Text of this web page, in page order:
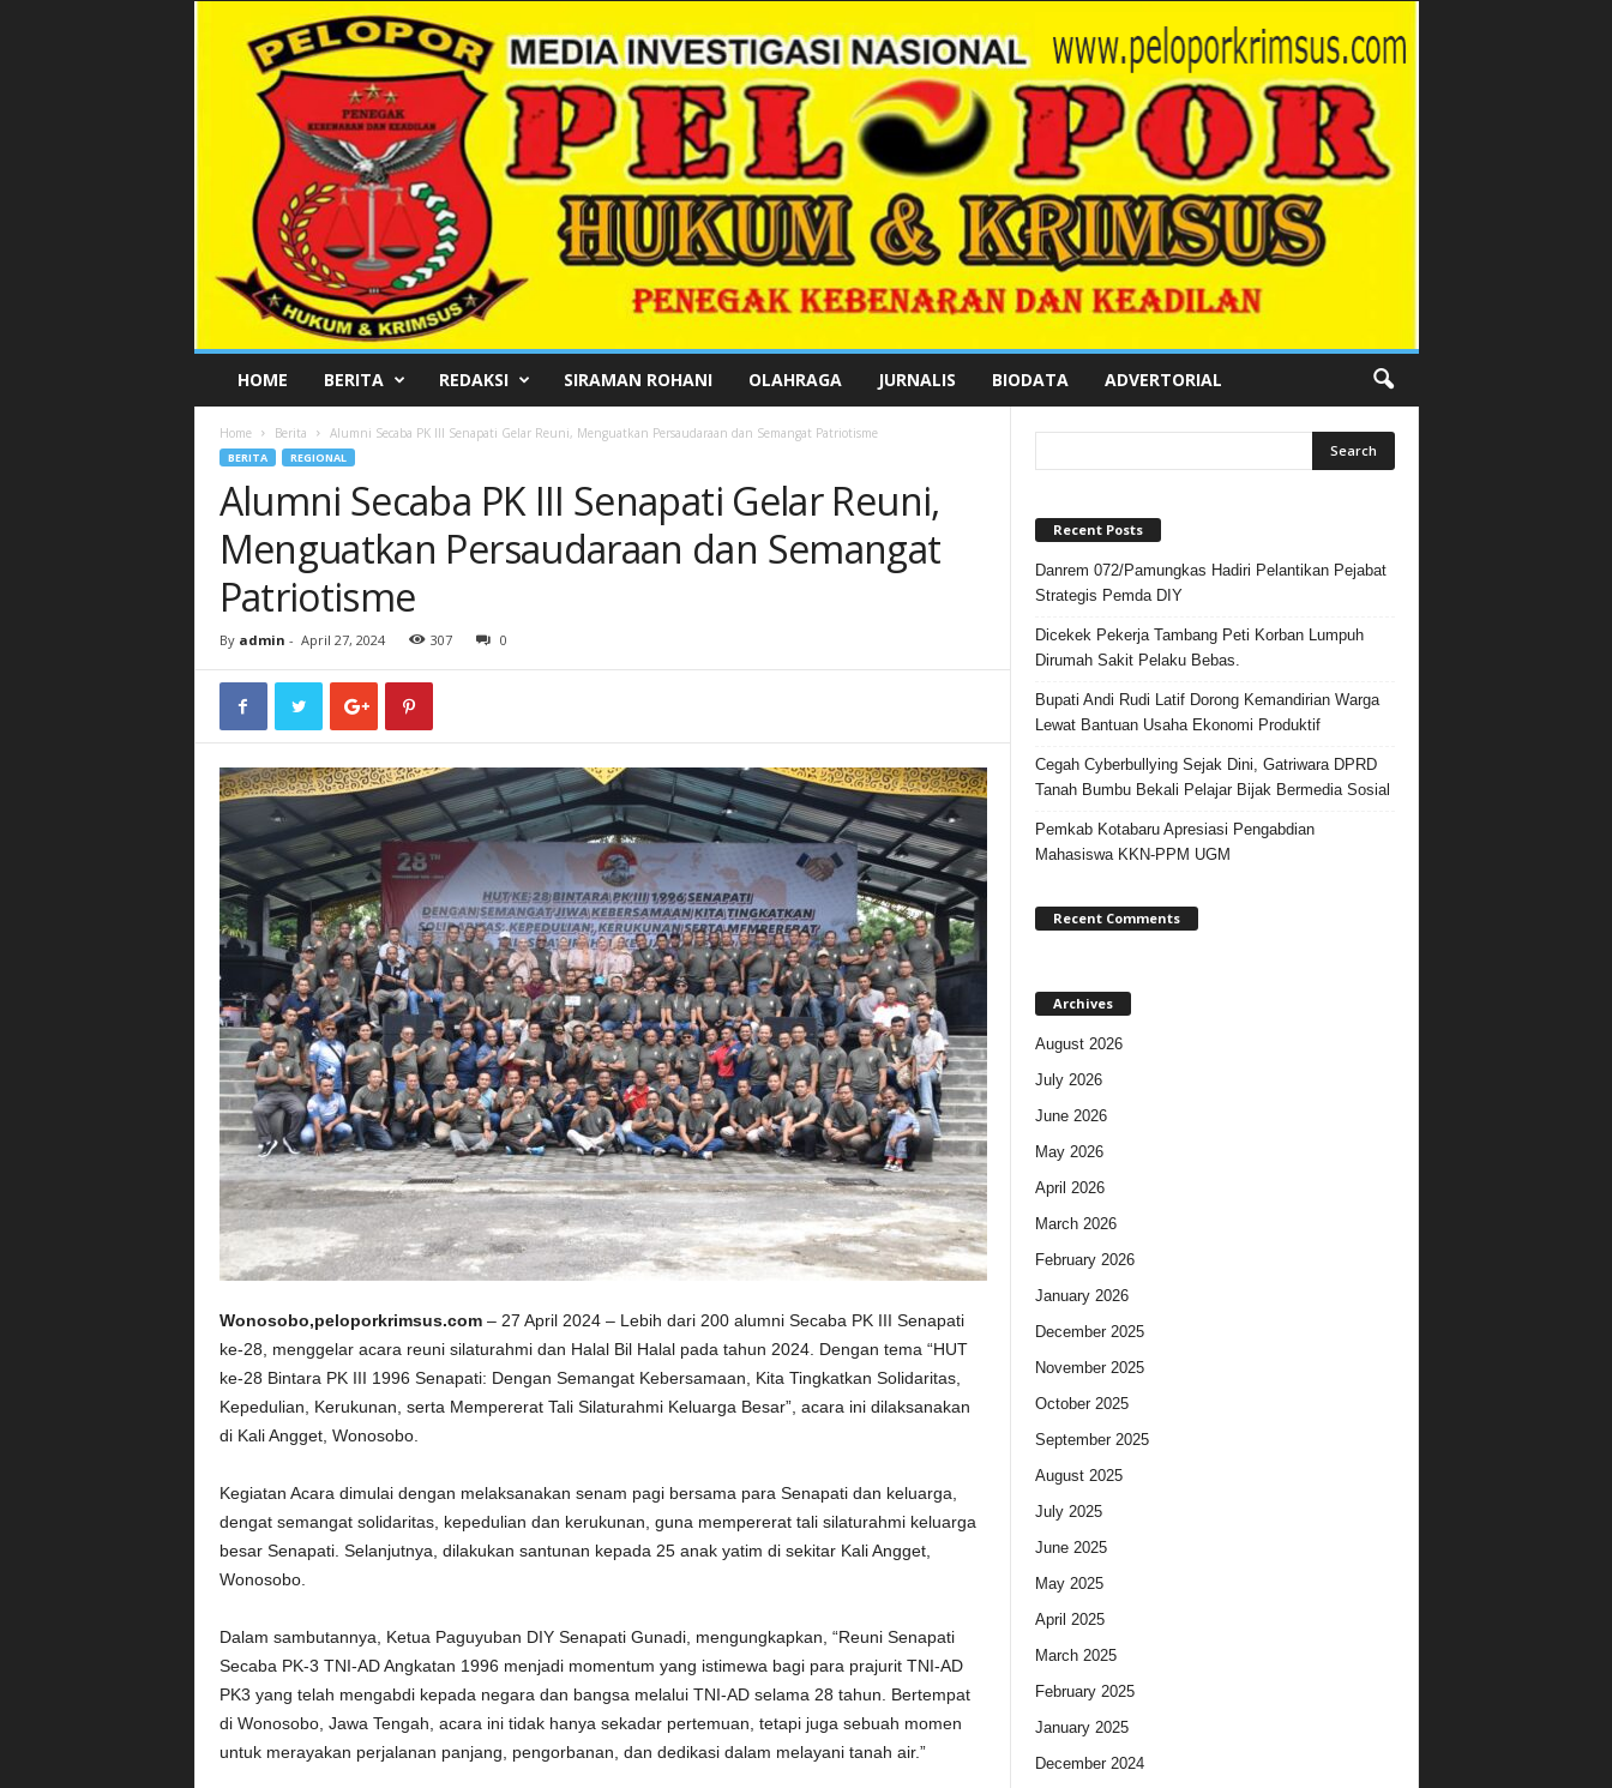
L
HOME BERITA REDAKSI SIRAMAN ROHANI OLAHRAGA JURNALIS BIODATA ADVERTORIAL
Home Berita Alumni Secaba PK III Senapati Gelar Reuni, Menguatkan Persaudaraan dan Semangat Patriotisme
BERITA REGIONAL
Alumni Secaba PK III Senapati Gelar Reuni,
Menguatkan Persaudaraan dan Semangat
Patriotisme
By admin - April 27, 2024 307 0
Wonosobo,peloporkrimsus.com– 27 April 2024 – Lebih dari 200 alumni Secaba PK III Senapati
ke-28, menggelar acara reuni silaturahmi dan Halal Bil Halal pada tahun 2024. Dengan tema “HUT
ke-28 Bintara PK III 1996 Senapati: Dengan Semangat Kebersamaan, Kita Tingkatkan Solidaritas,
Kepedulian, Kerukunan, serta Mempererat Tali Silaturahmi Keluarga Besar”, acara ini dilaksanakan
di Kali Angget, Wonosobo.
Kegiatan Acara dimulai dengan melaksanakan senam pagi bersama para Senapati dan keluarga,
dengat semangat solidaritas, kepedulian dan kerukunan, guna mempererat tali silaturahmi keluarga
besar Senapati. Selanjutnya, dilakukan santunan kepada 25 anak yatim di sekitar Kali Angget,
Wonosobo.
Dalam sambutannya, Ketua Paguyuban DIY Senapati Gunadi, mengungkapkan, “Reuni Senapati
Secaba PK-3 TNI-AD Angkatan 1996 menjadi momentum yang istimewa bagi para prajurit TNI-AD
PK3 yang telah mengabdi kepada negara dan bangsa melalui TNI-AD selama 28 tahun. Bertempat
di Wonosobo, Jawa Tengah, acara ini tidak hanya sekadar pertemuan, tetapi juga sebuah momen
untuk merayakan perjalanan panjang, pengorbanan, dan dedikasi dalam melayani tanah air.”
Recent Posts
Danrem 072/Pamungkas Hadiri Pelantikan Pejabat
Strategis Pemda DIY
Dicekek Pekerja Tambang Peti Korban Lumpuh
Dirumah Sakit Pelaku Bebas.
Bupati Andi Rudi Latif Dorong Kemandirian Warga
Lewat Bantuan Usaha Ekonomi Produktif
Cegah Cyberbullying Sejak Dini, Gatriwara DPRD
Tanah Bumbu Bekali Pelajar Bijak Bermedia Sosial
Pemkab Kotabaru Apresiasi Pengabdian
Mahasiswa KKN-PPM UGM
Recent Comments
Archives
August 2026
July 2026
June 2026
May 2026
April 2026
March 2026
February 2026
January 2026
December 2025
November 2025
October 2025
September 2025
August 2025
July 2025
June 2025
May 2025
April 2025
March 2025
February 2025
January 2025
December 2024